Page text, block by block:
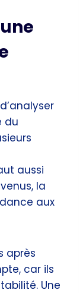
du
aussi
la
aux
après
car ils
Une